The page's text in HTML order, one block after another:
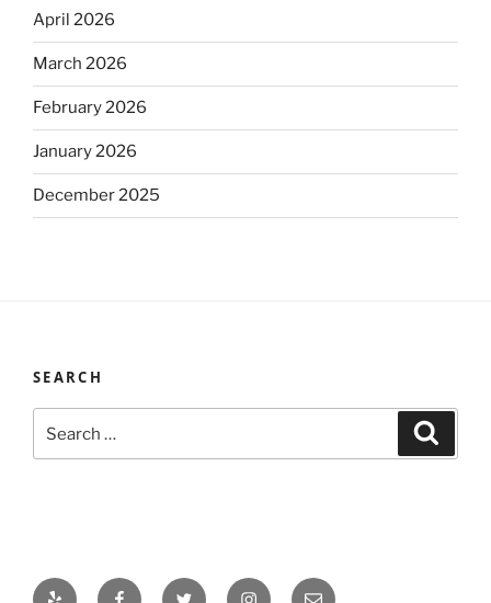
April 2026
March 2026
February 2026
January 2026
December 2025
SEARCH
for:
Yelp FacebookTwitter InstagramEmail